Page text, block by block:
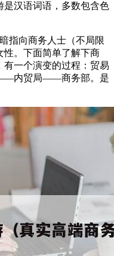
是汉语词语，多数包含色
指向商务人士（不局限
性。下面简单了解下商
一个演变的过程：贸易
内贸局——商务部。是